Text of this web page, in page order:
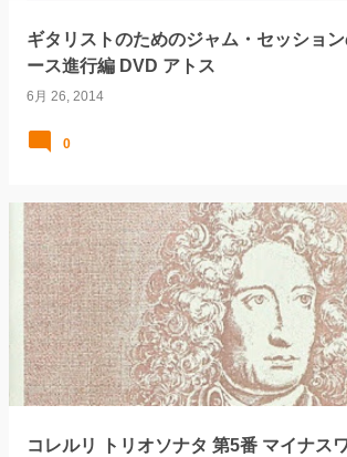
ギタリストのためのジャム・セッショ
ース進行編 DVD アトス
6月 26, 2014
0
コレルリ トリオソナタ 第5番 マイナス